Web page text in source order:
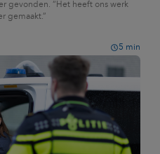
gevonden. “Het heeft ons werk
gemaakt.”
5 min